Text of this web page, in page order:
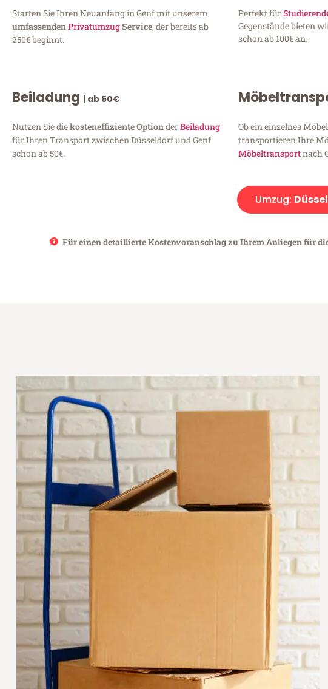
Starten Sie Ihren Neuanfang in Genf mit unserem
umfassendenPrivatumzugService, der bereits ab
250€ beginnt.
Perfekt für
Gegenstände bieten
schon ab 100€ an.
Beiladung | ab 50€
Nutzen Sie diekosteneffiziente OptionderBeiladung
für Ihren Transport zwischen Düsseldorf und Genf
schon ab 50€.
Ob ein einzelnes
transportieren Ihre
Möbeltransportnach
Umzug:
Für einen detaillierte Kostenvoranschlag zu Ihrem Anliegen für